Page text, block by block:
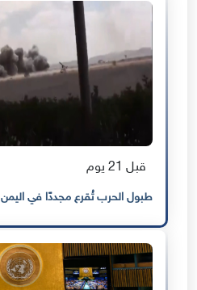
قبل 21 يوم
طبول الحرب تُقرع مجددًا في اليمن